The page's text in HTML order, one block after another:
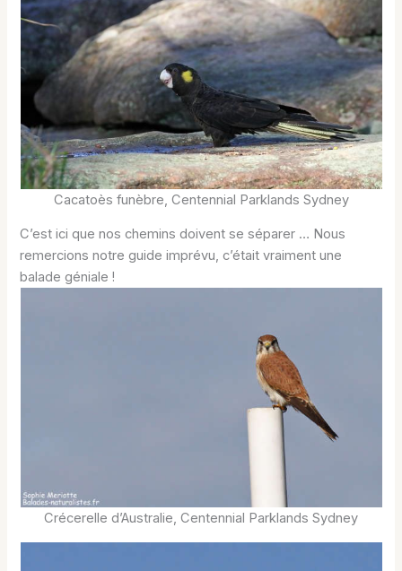
Cacatoès funèbre, Centennial Parklands Sydney
C’est ici que nos chemins doivent se séparer … Nous
remercions notre guide imprévu, c’était vraiment une
balade géniale !
Crécerelle d’Australie, Centennial Parklands Sydney